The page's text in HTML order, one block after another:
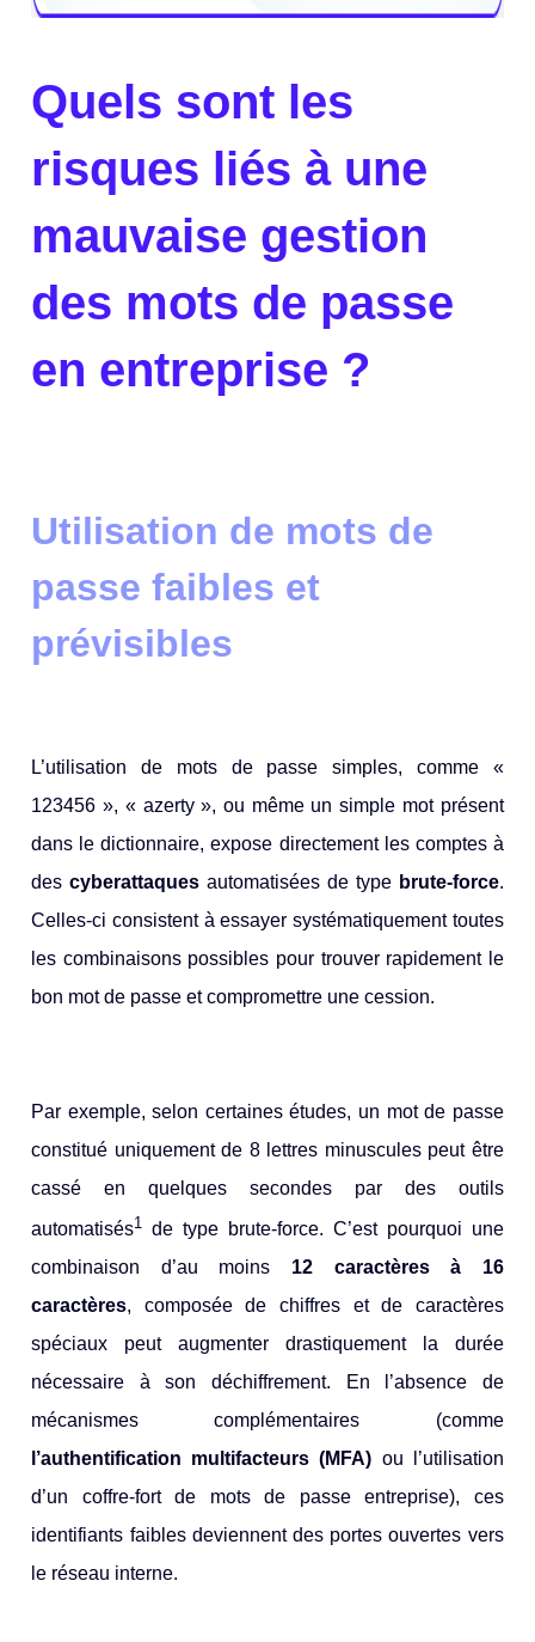
Quels sont les
risques liés à une
mauvaise gestion
des mots de passe
en entreprise ?
Utilisation de mots de
passe faibles et
prévisibles
L’utilisation de mots de passe simples, comme «
123456 », « azerty », ou même un simple mot présent
dans le dictionnaire, expose directement les comptes à
descyberattaquesautomatisées de type brute-force.
Celles-ci consistent à essayer systématiquement toutes
les combinaisons possibles pour trouver rapidement le
bon mot de passe et compromettre une cession.
Par exemple, selon certaines études, un mot de passe
constitué uniquement de 8 lettres minuscules peut être
cassé en quelques secondes par des outils
automatisés1 de type brute-force. C’est pourquoi une
combinaison d’au moins 12 caractères à 16
caractères, composée de chiffres et de caractères
spéciaux peut augmenter drastiquement la durée
nécessaire à son déchiffrement. En l’absence de
mécanismes complémentaires (comme
l’authentification multifacteurs (MFA) ou l’utilisation
d’un coffre-fort de mots de passe entreprise), ces
identifiants faibles deviennent des portes ouvertes vers
le réseau interne.